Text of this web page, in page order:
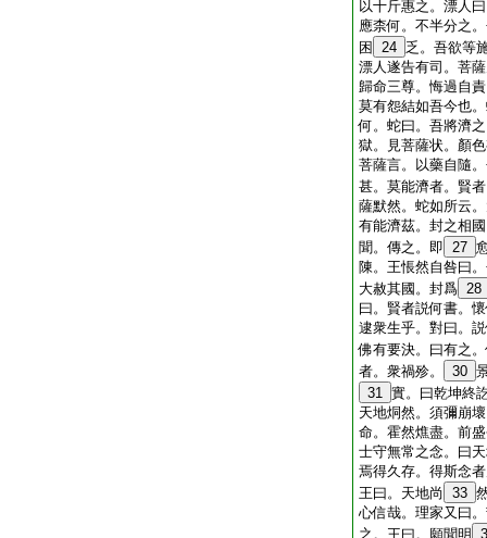
以十斤惠之。漂人
應柰何。不半分之
困
24 乏。吾欲等
漂人遂告有司。菩
歸命三尊。悔過自
莫有怨結如吾今也
何。蛇曰。吾將濟
獄。見菩薩状。顏
菩薩言。以藥自隨
甚。莫能濟者。賢
薩默然。蛇如所云
有能濟茲。封之相
聞。傳之。即 27
陳。王悵然自咎曰
大赦其國。封爲 28
曰。賢者説何書。
逮衆生乎。對曰。
佛有要決。曰有之
者。衆禍殄。
30
31 實。曰乾坤終
天地烔然。須彌崩
命。霍然燋盡。前
士守無常之念。曰
焉得久存。得斯念
王曰。天地尚 33
心信哉。理家又曰
之。王曰。願聞明